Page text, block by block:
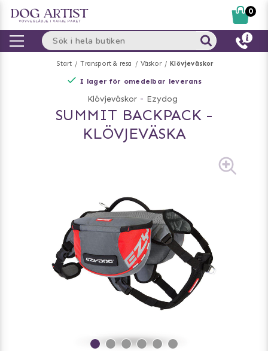
Start Transport & resa Väskor Klövjeväskor
I lager för omedelbar leverans
Klövjeväskor - Ezydog
SUMMIT BACKPACK -
KLÖVJEVÄSKA
0